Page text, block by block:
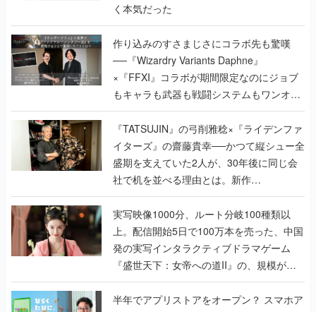
く本気だった
作り込みのすさまじさにコラボ先も驚嘆
──『Wizardry Variants Daphne』
×『FFXI』コラボが期間限定なのにジョブ
もキャラも武器も戦闘システムもワンオフ
で作り込まれた理由を両ディレクターに聞
く
『TATSUJIN』の弓削雅稔×『ライデンファ
イターズ』の齋藤貴幸──かつて縦シュー全
盛期を支えていた2人が、30年後に同じ会
社で机を並べる理由とは。新作
『TATSUJIN EXTREME』で初タッグを組
んだレジェンド2人に訊く開発秘話
実写映像1000分、ルート分岐100種類以
上。配信開始5日で100万本を売った、中国
発の実写インタラクティブドラマゲーム
『盛世天下：女帝への道II』の、規模が違
うこだわりをプロデューサーに聞いた
半年でアプリストアをオープン？ スマホア